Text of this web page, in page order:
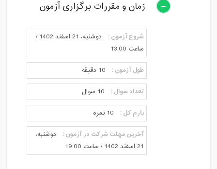
زمان و مقررات برگزاری آزمون
شروع آزمون :
دوشنبه، 21 اسفند 1402 /
ساعت 13:00
طول آزمون : 10 دقیقه
تعداد سوال : 10 سوال
بارم کل : 10 نمره
آخرین مهلت شرکت در آزمون :
دوشنبه،
21 اسفند 1402 / ساعت 19:00